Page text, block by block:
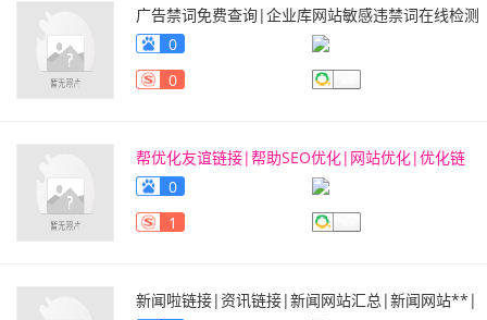
广告禁词免费查询|企业库网站敏感违禁词在线检测
工具
tool.qiyeku.com
0
0
帮优化友谊链接|帮助SEO优化|网站优化|优化链
接|优化网络连接
www.bangyouhua.com/
0
1
新闻啦链接|资讯链接|新闻网站汇总|新闻网站**|